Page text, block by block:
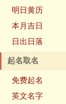
明日黄历
本月吉日
日出日落
起名取名
免费起名
英文名字